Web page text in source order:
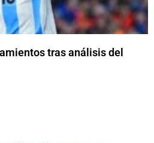
tras análisis del